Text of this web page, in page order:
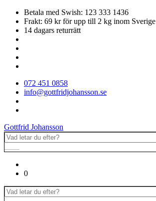
Betala med Swish: 123 333 1436
Frakt: 69 kr för upp till 2 kg inom Sverige
14 dagars returrätt
072 451 0858
info@gottfridjohansson.se
Gottfrid Johansson
0